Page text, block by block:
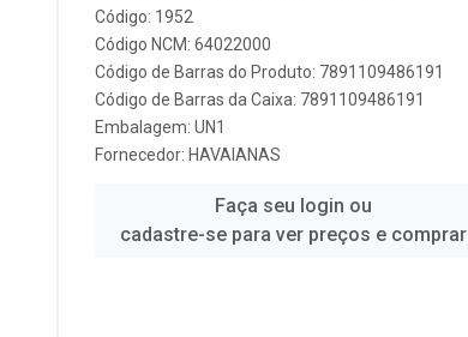
Código: 1952
Código NCM: 64022000
Código de Barras do Produto: 7891109486191
Código de Barras da Caixa: 7891109486191
Embalagem: UN1
Fornecedor: HAVAIANAS
Faça seu login ou
cadastre-se para ver preços e comprar